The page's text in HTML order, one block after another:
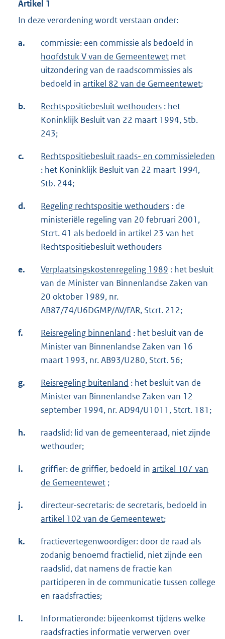
Artikel 1
In deze verordening wordt verstaan onder:
a.
commissie: een commissie als bedoeld in
hoofdstuk V van de Gemeentewet met
uitzondering van de raadscommissies als
bedoeld in artikel 82 van de Gemeentewet;
b. Rechtspositiebesluit wethouders : het
Koninklijk Besluit van 22 maart 1994, Stb.
243;
c.
Rechtspositiebesluit raads- en commissieleden
: het Koninklijk Besluit van 22 maart 1994,
Stb. 244;
d. Regeling rechtspositie wethouders : de
ministeriële regeling van 20 februari 2001,
Stcrt. 41 als bedoeld in artikel 23 van het
Rechtspositiebesluit wethouders
e. Verplaatsingskostenregeling 1989 : het besluit
van de Minister van Binnenlandse Zaken van
20 oktober 1989, nr.
AB87/74/U6DGMP/AV/FAR, Stcrt. 212;
f. Reisregeling binnenland : het besluit van de
Minister van Binnenlandse Zaken van 16
maart 1993, nr. AB93/U280, Stcrt. 56;
g. Reisregeling buitenland : het besluit van de
Minister van Binnenlandse Zaken van 12
september 1994, nr. AD94/U1011, Stcrt. 181;
h.
raadslid: lid van de gemeenteraad, niet zijnde
wethouder;
i. griffier: de griffier, bedoeld in artikel 107 van
de Gemeentewet ;
j.
directeur-secretaris: de secretaris, bedoeld in
artikel 102 van de Gemeentewet;
k.
fractievertegenwoordiger: door de raad als
zodanig benoemd fractielid, niet zijnde een
raadslid, dat namens de fractie kan
participeren in de communicatie tussen college
en raadsfracties;
l.
Informatieronde: bijeenkomst tijdens welke
raadsfracties informatie verwerven over